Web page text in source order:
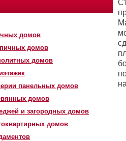
домов
домов
домов
панельных домов
домов
и загородных домов
домов